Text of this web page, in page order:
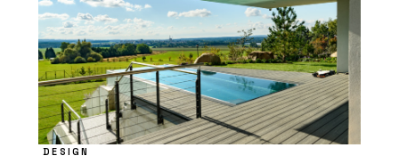
DESIGN